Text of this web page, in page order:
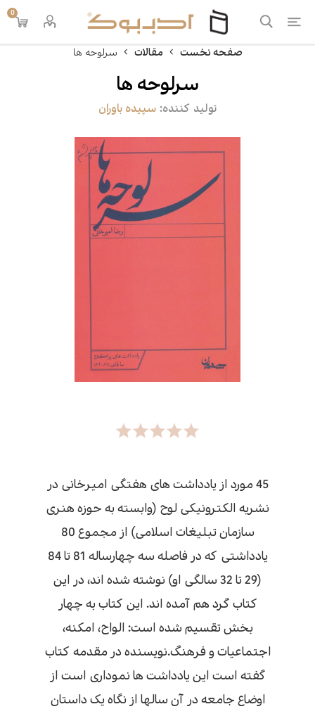
0
صفحه نخست مقالات سرلوحه ها
سرلوحه ها
تولید کننده: سپیده باوران
45 مورد از یادداشت های هفتگی امیرخانی در
نشریه الکترونیکی لوح (وابسته به حوزه هنری
سازمان تبلیغات اسلامی) از مجموع 80
یادداشتی که در فاصله سه چهارساله 81 تا 84
(29 تا 32 سالگی او) نوشته شده اند، در این
کتاب گرد هم آمده اند. این کتاب به چهار
بخش تقسیم شده است: الواح، امکنه،
اجتماعیات و فرهنگ.نویسنده در مقدمه کتاب
گفته است این یادداشت ها نموداری است از
اوضاع جامعه در آن سالها از نگاه یک داستان